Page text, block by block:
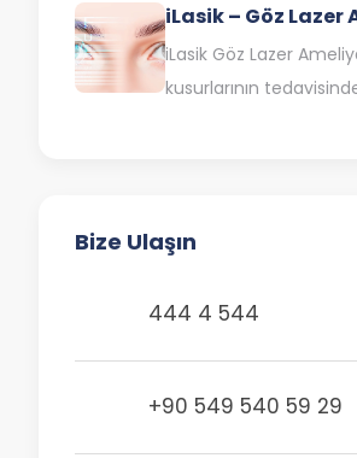
yeterince
iletilememesi katarakt
isimlendirilir. Katarakt
iLasik – Göz Lazer
iLasik Göz Lazer
kusurlarının
Bize Ulaşın
444 4 544
+90 549 540 59 29